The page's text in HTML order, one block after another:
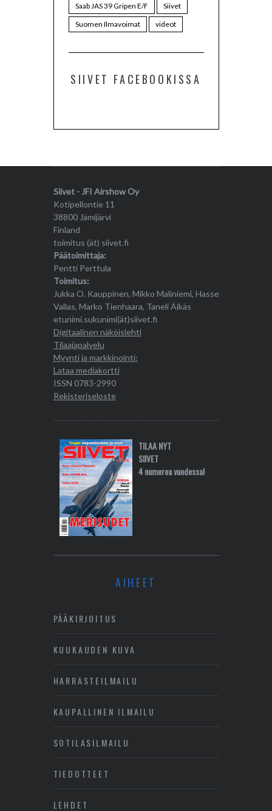
Saab JAS 39 Gripen E/F
Siivet
Suomen Ilmavoimat
videot
SIIVET FACEBOOKISSA
Siivet - JFI Airshow Oy
Kotipellontie 11
38800 Jämijärvi
Finland
toimitus (ät) siivet.fi
Päätoimittaja:
Pentti Perttula
Toimitus:
Jukka O. Kauppinen, Mikko Maliniemi, Hasse
Vallas, Marko Tienhaara, Taneli Äikäs
etunimi.sukunimi(ät)siivet.fi
Digitaalinen näköislehti
Tilaajapalvelu
Myynti ja markkinointi:
Lataa mediakortti
ISSN 0783-2990
Rekisteriseloste
TILAA NYT
SIIVET
4 numeroa vuodessa!
AIHEET
PÄÄKIRJOITUS
KUUKAUDEN KUVA
HARRASTEILMAILU
KAUPALLINEN ILMAILU
SOTILASILMAILU
TIEDOTTEET
LEHDET